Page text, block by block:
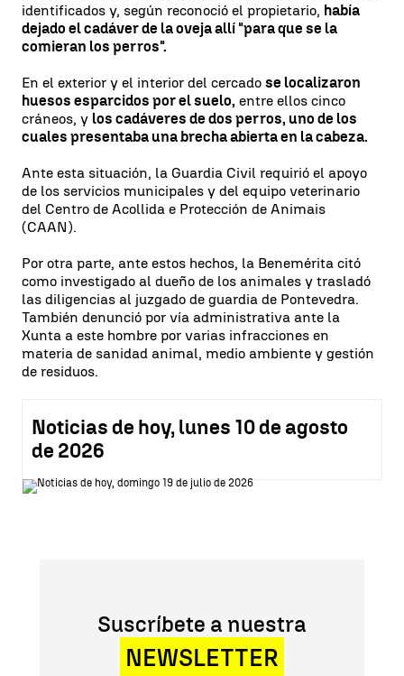
identificados y, según reconoció el propietario, había
dejado el cadáver de la oveja allí "para que se la
comieran los perros".
En el exterior y el interior del cercado se localizaron
huesos esparcidos por el suelo, entre ellos cinco
cráneos, y los cadáveres de dos perros, uno de los
cuales presentaba una brecha abierta en la cabeza.
Ante esta situación, la Guardia Civil requirió el apoyo
de los servicios municipales y del equipo veterinario
del Centro de Acollida e Protección de Animais
(CAAN).
Por otra parte, ante estos hechos, la Benemérita citó
como investigado al dueño de los animales y trasladó
las diligencias al juzgado de guardia de Pontevedra.
También denunció por vía administrativa ante la
Xunta a este hombre por varias infracciones en
materia de sanidad animal, medio ambiente y gestión
de residuos.
Noticias de hoy, lunes 10 de agosto
de 2026
Suscríbete a nuestra
NEWSLETTER